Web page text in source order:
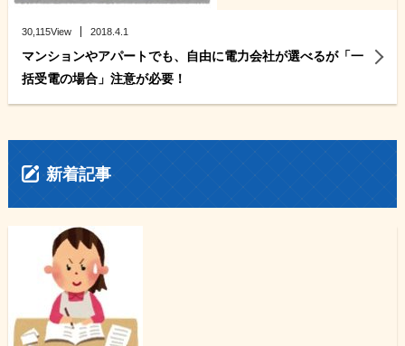
30,115View 2018.4.1
マンションやアパートでも、自由に電力会社が選べるが「一
括受電の場合」注意が必要！
新着記事